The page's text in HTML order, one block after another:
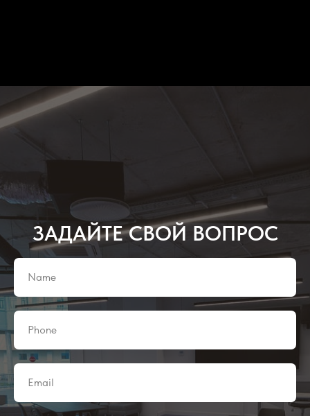
ЗАДАЙТЕ СВОЙ ВОПРОС